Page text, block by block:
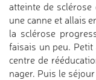
atteinte de
une canne et allais
la sclérose
faisais un peu.
centre de
nager. Puis le